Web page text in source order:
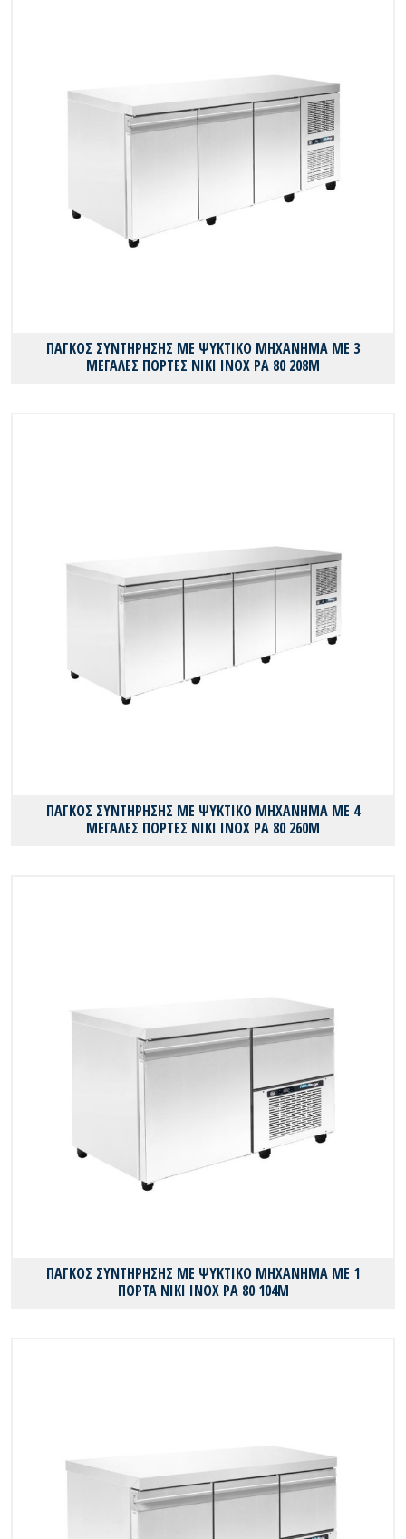
ΠΑΓΚΟΣ ΣΥΝΤΗΡΗΣΗΣ ΜΕ ΨΥΚΤΙΚΟ ΜΗΧΑΝΗΜΑ ΜΕ 3
ΜΕΓΑΛΕΣ ΠΟΡΤΕΣ ΝΙΚΙ ΙΝΟΧ PA 80 208M
ΠΑΓΚΟΣ ΣΥΝΤΗΡΗΣΗΣ ΜΕ ΨΥΚΤΙΚΟ ΜΗΧΑΝΗΜΑ ΜΕ 4
ΜΕΓΑΛΕΣ ΠΟΡΤΕΣ ΝΙΚΙ ΙΝΟΧ PA 80 260M
ΠΑΓΚΟΣ ΣΥΝΤΗΡΗΣΗΣ ΜΕ ΨΥΚΤΙΚΟ ΜΗΧΑΝΗΜΑ ΜΕ 1
ΠΟΡΤΑ ΝΙΚΙ ΙΝΟΧ PA 80 104M